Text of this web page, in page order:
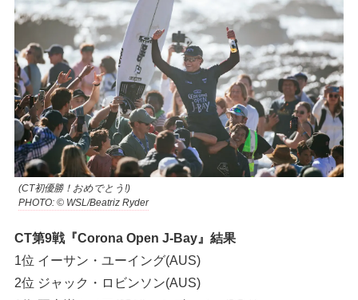
(CT初優勝！おめでとう!)
PHOTO: © WSL/Beatriz Ryder
CT第9戦『Corona Open J-Bay』結果
1位 イーサン・ユーイング(AUS)
2位 ジャック・ロビンソン(AUS)